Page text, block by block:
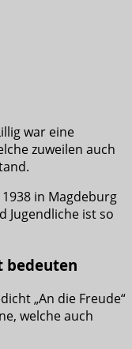
war eine
zuweilen auch
in Magdeburg
Jugendliche ist so
bedeuten
„An die Freude“
welche auch